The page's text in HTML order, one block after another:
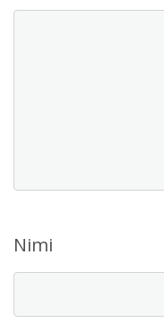
Nimi